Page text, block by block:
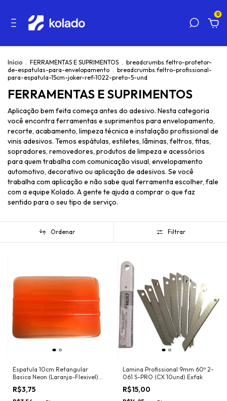
0
Início . FERRAMENTAS E SUPRIMENTOS . breadcrumbs.feltro-protetor-
de-espatulas-para-envelopamento . breadcrumbs.feltro-profissional-
para-espatula-15cm-joker-ref-1022-preto-5-und
FERRAMENTAS E SUPRIMENTOS
Aplicação bem feita começa antes do adesivo. Nesta categoria
você encontra ferramentas e suprimentos para envelopamento,
recorte, acabamento, limpeza técnica e instalação profissional de
vinis adesivos. Temos espátulas, estiletes, lâminas, feltros, fitas,
sopradores, removedores, produtos de limpeza e acessórios
para quem trabalha com comunicação visual, envelopamento
automotivo, decorativo ou aplicação de adesivos. Se você
trabalha com aplicação e não sabe qual ferramenta escolher, fale
com a equipe Kolado. A gente te ajuda a comprar o que faz
sentido para o seu tipo de serviço.
Ordenar Filtrar
Espatula 10cm Retangular
Basica Neon (Laranja-Flexivel)
3030LN Ronek
R$3,75
Lamina Profissional 9mm 60º 2-
061 S-PRO (CX 10und) Exfak
R$15,00